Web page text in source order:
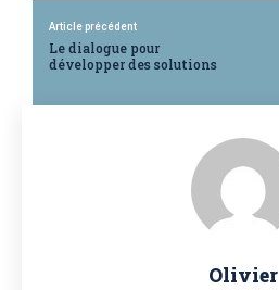
Article précédent
Le dialogue pour
développer des solutions
Olivier